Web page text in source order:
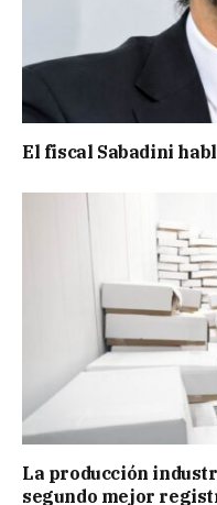
El fiscal Sabadini
La producción
segundo mejor